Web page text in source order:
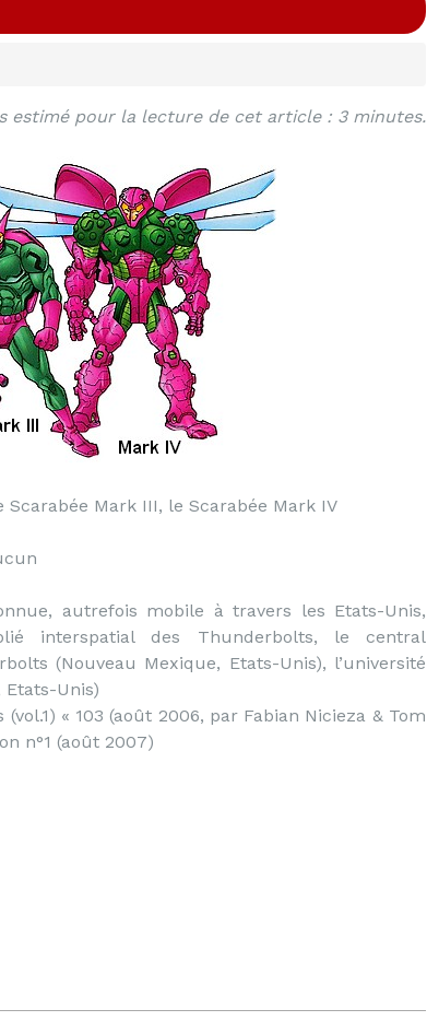
estimé pour la lecture de cet article : 3 minutes.
Scarabée Mark III, le Scarabée Mark IV
autrefois mobile à travers les Etats-Unis,
interspatial des Thunderbolts, le central
(Nouveau Mexique, Etats-Unis), l’université
Etats-Unis)
« 103 (août 2006, par Fabian Nicieza & Tom
n°1 (août 2007)